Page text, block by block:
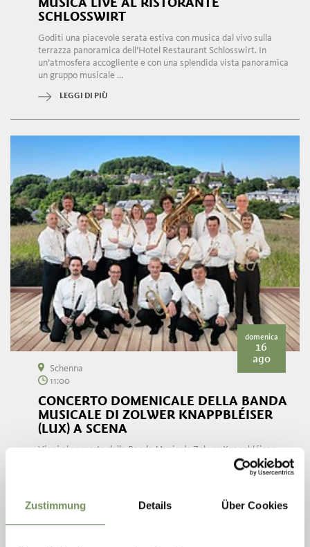
Zustimmung Details Über Cookies
SCHLOSSWIRT
Goditi una piacevole serata estiva con musica dal vivo sulla
terrazza panoramica dell’Hotel Restaurant Schlosswirt. In
un’atmosfera accogliente e con una splendida vista panoramica
un gruppo musicale ...
LEGGI DI PIÙ
domenica
16
ago
Schenna
11:00
CONCERTO DOMENICALE DELLA BANDA
MUSICALE DI ZOLWER KNAPPBLÉISER
(LUX) A SCENA
Vieni al concerto della Banda Musicale Zolwer Knappbléiser
(LUX) in Piazza Raiffeisen a Scena! Lasciati incantare dalle
melodie coinvolgenti e trascorri una mattinata musicale
LEGGI DI PIÙ